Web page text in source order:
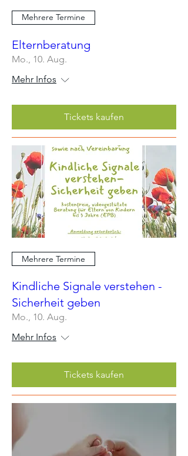
Mehrere Termine
Elternberatung
Mo., 10. Aug.
Mehr Infos
Tickets kaufen
Mehrere Termine
Kindliche Signale verstehen -
Sicherheit geben
Mo., 10. Aug.
Mehr Infos
Tickets kaufen